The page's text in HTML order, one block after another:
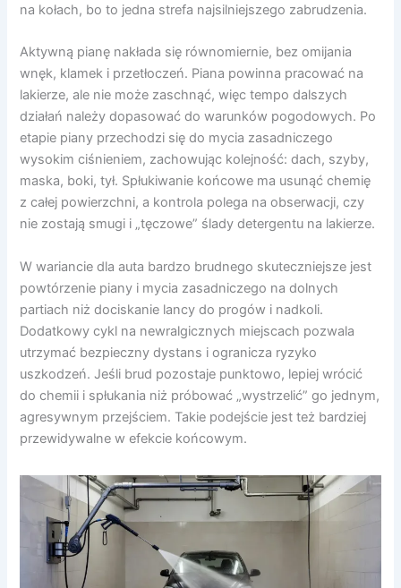
na kołach, bo to jedna strefa najsilniejszego zabrudzenia.
Aktywną pianę nakłada się równomiernie, bez omijania
wnęk, klamek i przetłoczeń. Piana powinna pracować na
lakierze, ale nie może zaschnąć, więc tempo dalszych
działań należy dopasować do warunków pogodowych. Po
etapie piany przechodzi się do mycia zasadniczego
wysokim ciśnieniem, zachowując kolejność: dach, szyby,
maska, boki, tył. Spłukiwanie końcowe ma usunąć chemię
z całej powierzchni, a kontrola polega na obserwacji, czy
nie zostają smugi i „tęczowe” ślady detergentu na lakierze.
W wariancie dla auta bardzo brudnego skuteczniejsze jest
powtórzenie piany i mycia zasadniczego na dolnych
partiach niż dociskanie lancy do progów i nadkoli.
Dodatkowy cykl na newralgicznych miejscach pozwala
utrzymać bezpieczny dystans i ogranicza ryzyko
uszkodzeń. Jeśli brud pozostaje punktowo, lepiej wrócić
do chemii i spłukania niż próbować „wystrzelić” go jednym,
agresywnym przejściem. Takie podejście jest też bardziej
przewidywalne w efekcie końcowym.